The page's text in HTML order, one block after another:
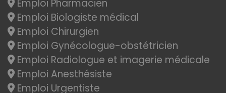
Emploi Pharmacien
Emploi Biologiste médical
Emploi Chirurgien
Emploi Gynécologue-obstétricien
Emploi Radiologue et imagerie médicale
Emploi Anesthésiste
Emploi Urgentiste